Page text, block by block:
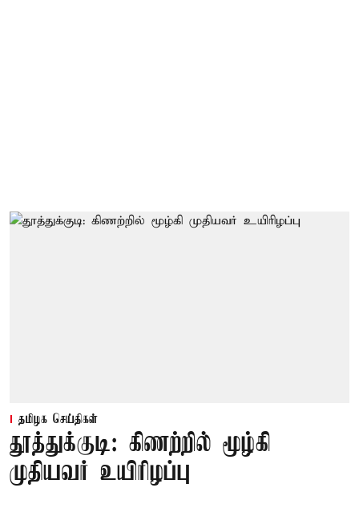
தமிழக செய்திகள்
தூத்துக்குடி: கிணற்றில் மூழ்கி
முதியவர் உயிரிழப்பு